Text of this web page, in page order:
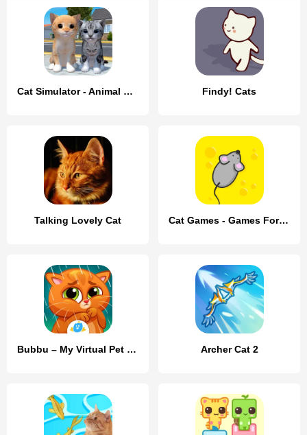
Cat Simulator - Animal Life Findy! Cats
Talking Lovely Cat Cat Games - Games For Cats
Bubbu – My Virtual Pet Cat Archer Cat 2